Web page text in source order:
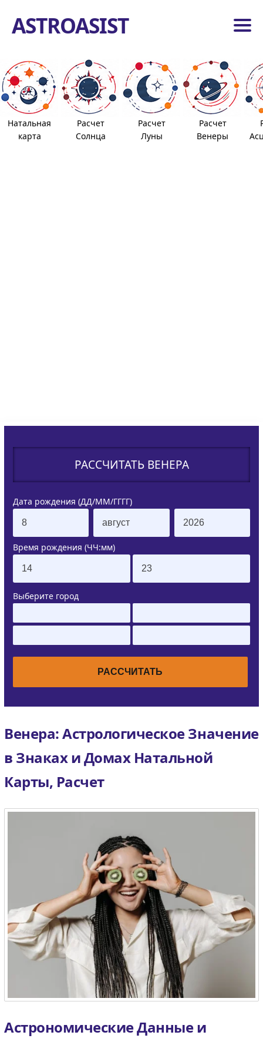
ASTROASIST
Натальная
карта
Расчет
Солнца
Расчет
Луны
Расчет
Венеры
РАССЧИТАТЬ ВЕНЕРА
Дата рождения (ДД/ММ/ГГГГ)
Время рождения (ЧЧ:мм)
Выберите город
Венера: Астрологическое Значение
в Знаках и Домах Натальной
Карты, Расчет
Астрономические Данные и